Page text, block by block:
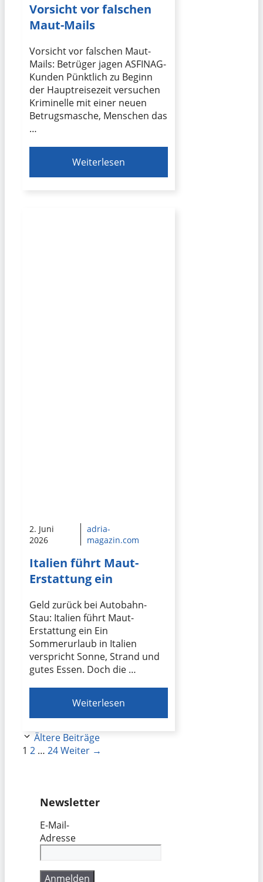
Vorsicht vor falschen
Maut-Mails
Vorsicht vor falschen Maut-
Mails: Betrüger jagen ASFINAG-
Kunden Pünktlich zu Beginn
der Hauptreisezeit versuchen
Kriminelle mit einer neuen
Betrugsmasche, Menschen das
…
Weiterlesen
2. Juni
2026
adria-
magazin.com
Italien führt Maut-
Erstattung ein
Geld zurück bei Autobahn-
Stau: Italien führt Maut-
Erstattung ein Ein
Sommerurlaub in Italien
verspricht Sonne, Strand und
gutes Essen. Doch die …
Weiterlesen
Ältere Beiträge
Seite
1 Seite
2 … Seite
24Weiter →
Newsletter
E-Mail-
Adresse